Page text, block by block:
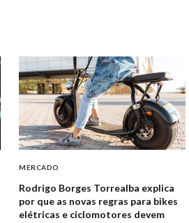
MERCADO
Rodrigo Borges Torrealba explica
por que as novas regras para bikes
elétricas e ciclomotores devem